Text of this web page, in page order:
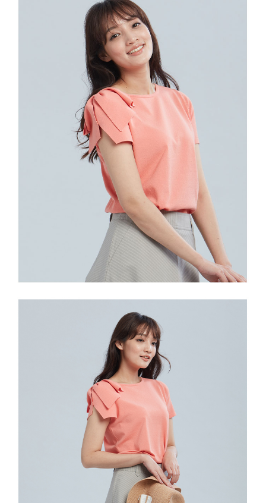
ATM／網路銀行／等多元方式進行付款，方視為交易完成。
※ 請注意：結帳手續完成當下不需立刻繳費，但若您需要取消訂單，請聯絡
購買商品的店家。未經商家同意取消之訂單仍視為有效，需透過AFTEE先享
※ 交易是否成功請以「AFTEE先享後付 」之結帳頁面顯示為準，若有關於
是否繳費成功／繳費後需取消欲退款等相關疑問，請聯繫「AFTEE先享後付
https://netprotections.freshdesk.com/support/home
１．透過由恩沛科技股份有限公司提供之「AFTEE先享後付」服務完成之交
易，需依本服務之必要範圍內提供個人資料，並將交易相關給付款項請求債
權轉讓予恩沛科技股份有限公司。
２．關於個人資料處理事宜，請瀏覽以下網址：
https://aftee.tw/terms/#terms3
３．未成年的使用者請事先徵得法定代理人或監護人之同意方可使用
「AFTEE先享後付」，若未經同意申辦者引起之損失，本公司不負相關責
４．使用「AFTEE先享後付」時，將依據個別帳號之用戶狀況，依本公司即
時審查核予不同之上限額度；若仍有額度不足之情形，本公司將視審查結果
５．嚴禁一人註冊多個帳號或使用他人資訊註冊。若發現惡意使用之情形，
恩沛科技股份有限公司將有權停止該用戶之使用額度並採取法律行動。
每筆NT$60，滿NT$2,000(含以上)免運費
付款後7-11取貨---滿2000元免運
每筆NT$60，滿NT$2,000(含以上)免運費
每筆NT$120，滿NT$2,000(含以上)免運費